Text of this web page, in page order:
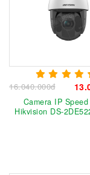
16.040.000đ
Camera IP
Hikvision DS-